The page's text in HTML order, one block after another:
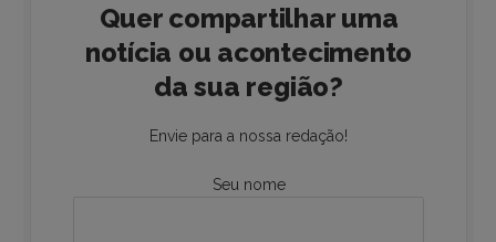
Quer compartilhar uma
notícia ou acontecimento
da sua região?
Envie para a nossa redação!
Seu nome